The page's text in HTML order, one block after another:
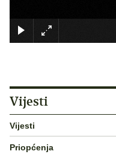
Vijesti
Vijesti
Priopćenja